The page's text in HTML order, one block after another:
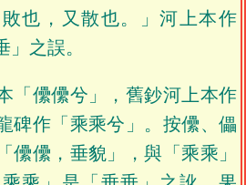
也，又散也。」河上本作
」之誤。
「儽儽兮」，舊鈔河上本作
碑作「乘乘兮」。按儽、儡
儽儽，垂貌」，與「乘乘」